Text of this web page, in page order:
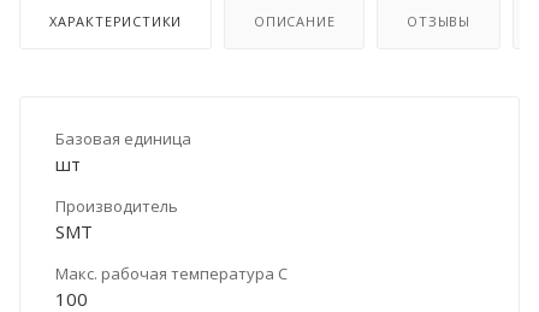
ХАРАКТЕРИСТИКИ ОПИСАНИЕ ОТЗЫВЫ
Базовая единица
шт
Производитель
SMT
Макс. рабочая температура С
100